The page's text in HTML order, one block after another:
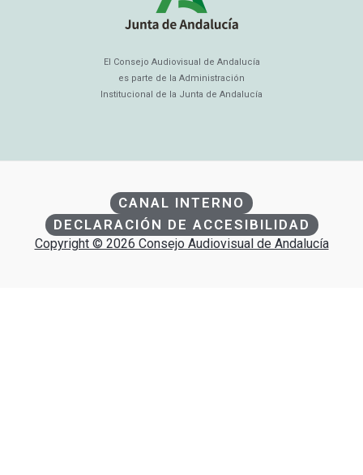
El Consejo Audiovisual de Andalucía
es parte de la Administración
Institucional de la Junta de Andalucía
CANAL INTERNO
DECLARACIÓN DE ACCESIBILIDAD
Copyright © 2026 Consejo Audiovisual de Andalucía